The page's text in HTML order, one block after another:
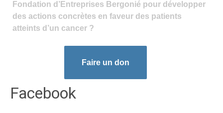
Fondation d’Entreprises Bergonié pour développer
des actions concrètes en faveur des patients
atteints d’un cancer ?
Faire un don
Facebook